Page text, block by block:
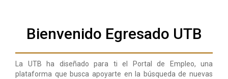
Bienvenido Egresado UTB
La UTB ha diseñado para ti el Portal de Empleo, una
plataforma que busca apoyarte en la búsqueda de nuevas